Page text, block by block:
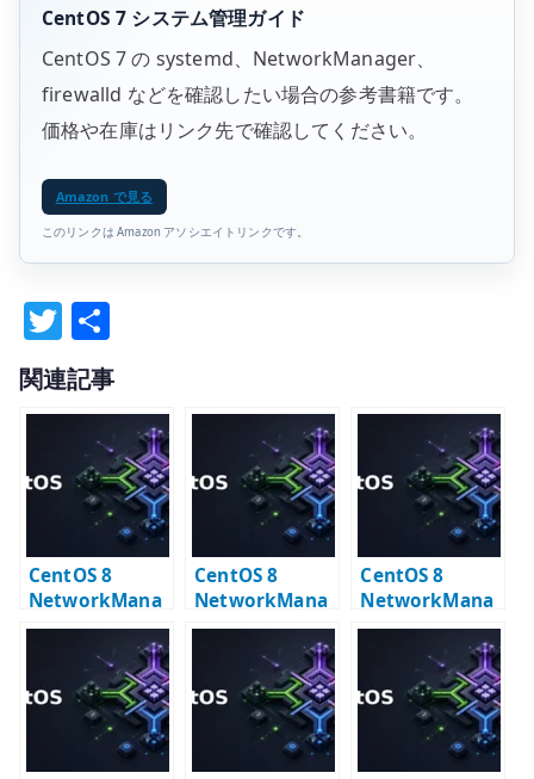
CentOS 7 システム管理ガイド
CentOS 7 の systemd、NetworkManager、
firewalld などを確認したい場合の参考書籍です。
価格や在庫はリンク先で確認してください。
Amazon で見る
このリンクは Amazon アソシエイトリンクです。
T
w
it
te
r
有
関連記事
CentOS 8
NetworkMana
ger VLAN +
Bridge 設定
CentOS 8
NetworkMana
ger Bonding +
Bridge 設定
CentOS 8
NetworkMana
ger VLAN +
Bonding +
Bridge 設定